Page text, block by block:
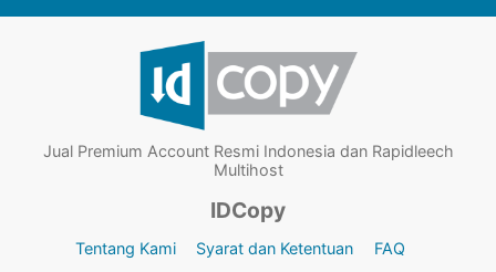
Jual Premium Account Resmi Indonesia dan Rapidleech
Multihost
IDCopy
Tentang Kami Syarat dan Ketentuan FAQ